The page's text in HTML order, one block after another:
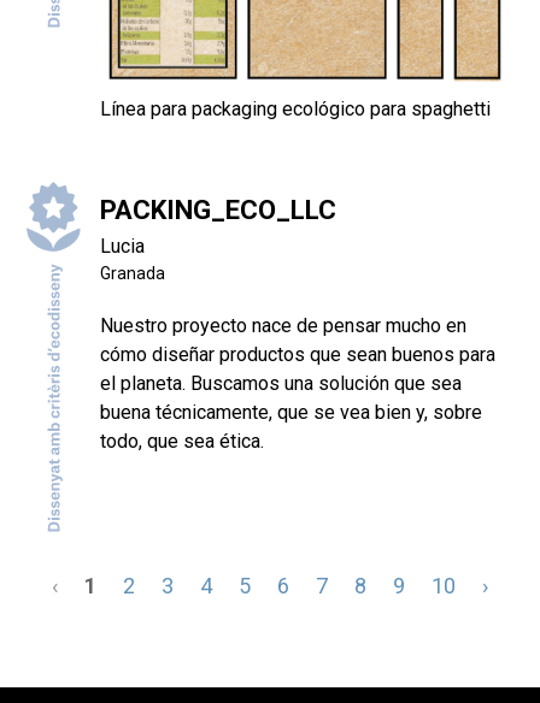
Línea para packaging ecológico para spaghetti
PACKING_ECO_LLC
Lucia
Granada
Nuestro proyecto nace de pensar mucho en
cómo diseñar productos que sean buenos para
el planeta. Buscamos una solución que sea
buena técnicamente, que se vea bien y, sobre
todo, que sea ética.
‹ 1 2 3 4 5 6 7 8 9 10 ›